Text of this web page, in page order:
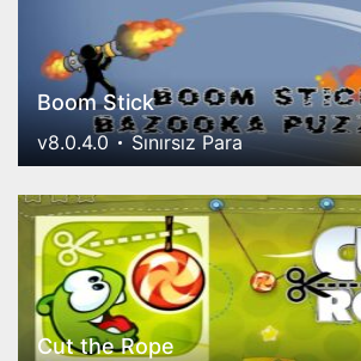
Boom Stick
v8.0.4.0 Sınırsız Para
Cut the Rope